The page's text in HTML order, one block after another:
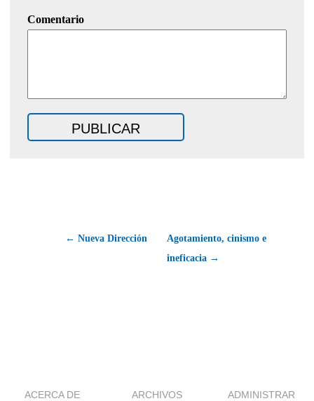
Comentario
← Nueva Dirección
Agotamiento, cinismo e
ineficacia →
ACERCA DE ARCHIVOS ADMINISTRAR